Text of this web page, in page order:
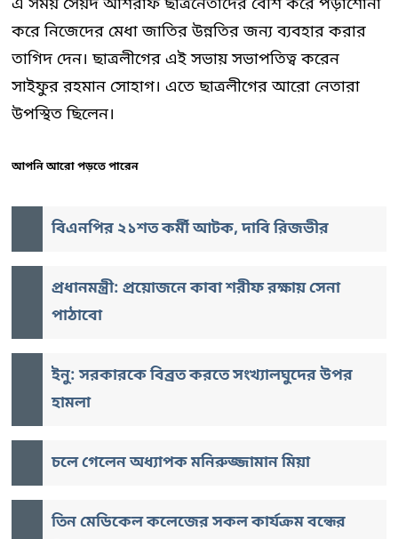
এ সময় সৈয়দ আশরাফ ছাত্রনেতাদের বেশি করে পড়াশোনা
করে নিজেদের মেধা জাতির উন্নতির জন্য ব্যবহার করার
তাগিদ দেন। ছাত্রলীগের এই সভায় সভাপতিত্ব করেন
সাইফুর রহমান সোহাগ। এতে ছাত্রলীগের আরো নেতারা
উপস্থিত ছিলেন।
আপনি আরো পড়তে পারেন
বিএনপির ২১শত কর্মী আটক, দাবি রিজভীর
প্রধানমন্ত্রী: প্রয়োজনে কাবা শরীফ রক্ষায় সেনা
পাঠাবো
ইনু: সরকারকে বিব্রত করতে সংখ্যালঘুদের উপর
হামলা
চলে গেলেন অধ্যাপক মনিরুজ্জামান মিয়া
তিন মেডিকেল কলেজের সকল কার্যক্রম বন্ধের